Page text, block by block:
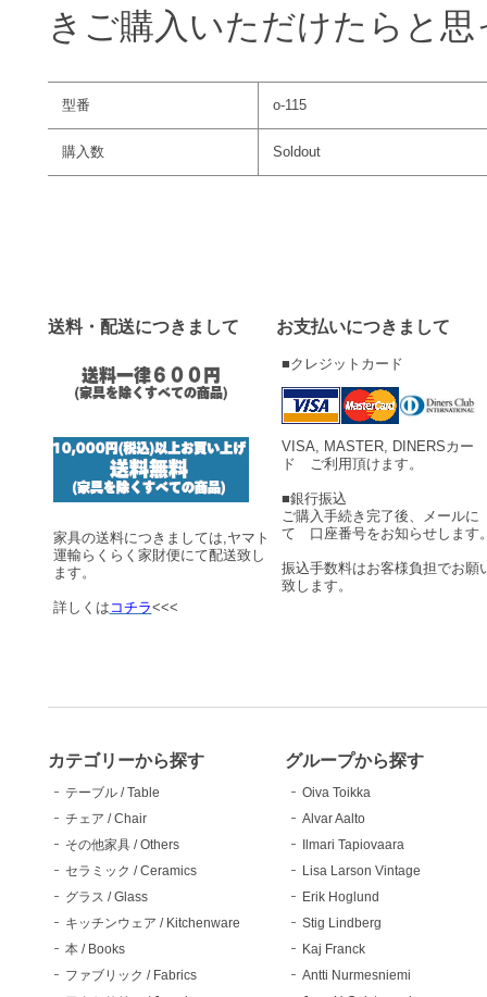
きご購入いただけたらと
型番 o-115
購入数 Soldout
送料・配送につきまして お支払いにつきまして
家具の送料につきましては,ヤマト
運輸らくらく家財便にて配送致し
ます。
詳しくは コチラ<<<
■クレジットカード
VISA, MASTER, DINERSカー
ド ご利用頂けます。
■銀行振込
ご購入手続き完了後、メールに
て 口座番号をお知らせします
振込手数料はお客様負担でお願
致します。
カテゴリーから探す
テーブル / Table
チェア / Chair
その他家具 / Others
セラミック / Ceramics
グラス / Glass
キッチンウェア / Kitchenware
本 / Books
ファブリック / Fabrics
グループから探す
Oiva Toikka
Alvar Aalto
Ilmari Tapiovaara
Lisa Larson Vintage
Erik Hoglund
Stig Lindberg
Kaj Franck
Antti Nurmesniemi